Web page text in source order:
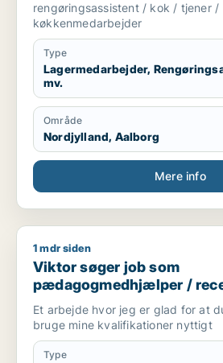
rengøringsassistent / kok / tjener /
køkkenmedarbejder
Type
Lagermedarbejder,
mv.
Område
Nordjylland, Aalborg
Mere info
Viktor søger job som
1 mdr siden
Viktor søger job som
pædagogmedhjælper /
tjener /
cafémedarbejder
Et arbejde hvor jeg er glad for at
bruge mine kvalifikationer nyttigt
Type